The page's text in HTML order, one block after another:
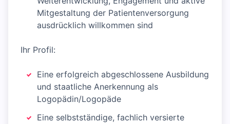
Mitgestaltung der Patientenversorgung
ausdrücklich willkommen sind
Ihr Profil:
Eine erfolgreich abgeschlossene Ausbildung
und staatliche Anerkennung als
Logopädin/Logopäde
Eine selbstständige, fachlich versierte